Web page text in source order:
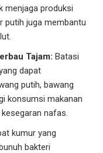
menjaga produksi
putih juga membantu
Tajam: Batasi
dapat
putih, bawang
konsumsi makanan
nafas.
kumur yang
bakteri